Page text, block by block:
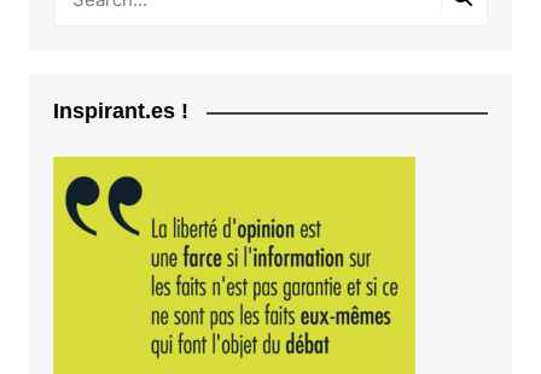
Inspirant.es !